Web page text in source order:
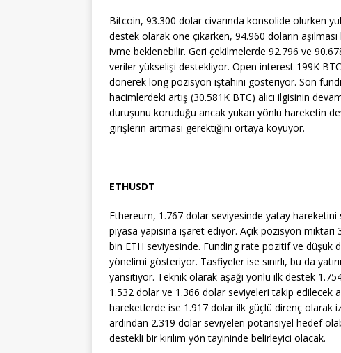
​​Bitcoin, 93.300 dolar civarında konsolide olurken
destek olarak öne çıkarken, 94.960 doların
ivme beklenebilir. Geri çekilmelerde 92.796 ve
veriler yükselişi destekliyor. Open interest 199K
dönerek long pozisyon iştahını gösteriyor. Son
hacimlerdeki artış (30.581K BTC) alıcı ilgisinin
duruşunu koruduğu ancak yukarı yönlü hareketin
girişlerin artması gerektiğini ortaya koyuyor.
ETHUSDT
Ethereum, 1.767 dolar seviyesinde yatay
piyasa yapısına işaret ediyor. Açık pozisyon
bin ETH seviyesinde. Funding rate pozitif ve
yönelimi gösteriyor. Tasfiyeler ise sınırlı, bu da
yansıtıyor. Teknik olarak aşağı yönlü ilk destek
1.532 dolar ve 1.366 dolar seviyeleri takip edilecek
hareketlerde ise 1.917 dolar ilk güçlü direnç olarak
ardından 2.319 dolar seviyeleri potansiyel hedef
destekli bir kırılım yön tayininde belirleyici olacak.